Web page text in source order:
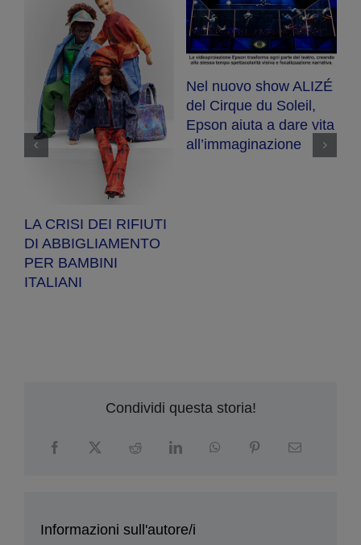
LA CRISI DEI RIFIUTI
DI ABBIGLIAMENTO
PER BAMBINI
ITALIANI
Nel nuovo show ALIZÉ
del Cirque du Soleil,
Epson aiuta a dare vita
all’immaginazione
Condividi questa storia!
Informazioni sull'autore/i